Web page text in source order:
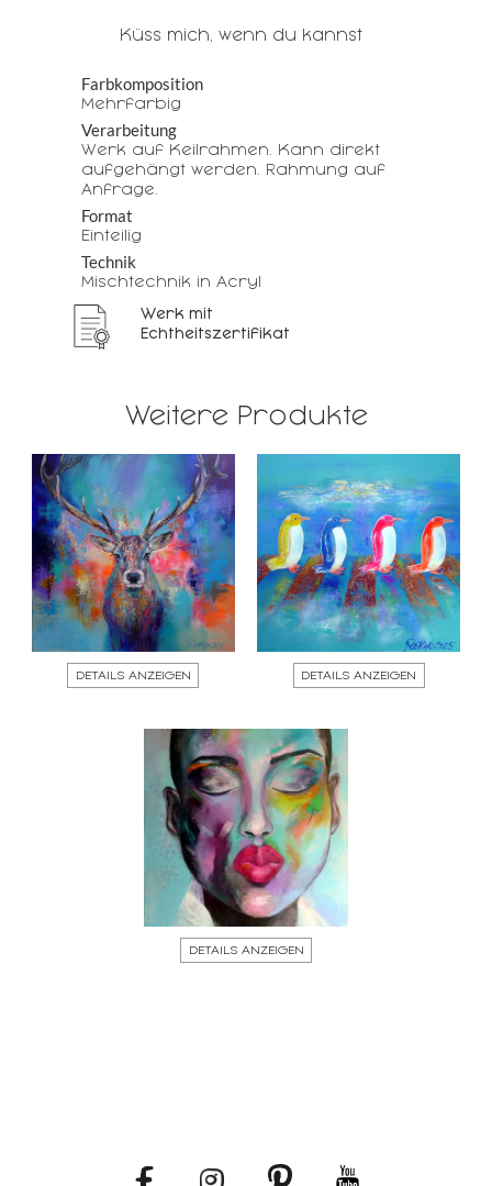
Küss mich, wenn du kannst
Farbkomposition
Mehrfarbig
Verarbeitung
Werk auf Keilrahmen. Kann direkt
aufgehängt werden. Rahmung auf
Anfrage.
Format
Einteilig
Technik
Mischtechnik in Acryl
Werk mit
Echtheitszertifikat
Weitere Produkte
DETAILS ANZEIGEN DETAILS ANZEIGEN
DETAILS ANZEIGEN